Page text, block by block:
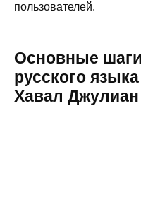
пользователей.
Основные
русского
Хавал Джулиан